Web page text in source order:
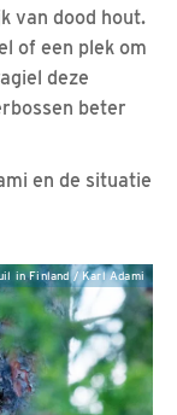
van dood hout.
of een plek om
deze
beter
en de situatie
in Finland / Karl Adami